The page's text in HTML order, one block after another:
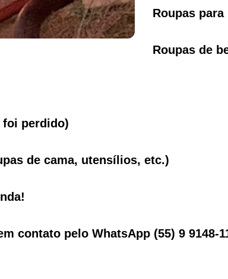
Roupas
Roupas de
perdido)
de cama, utensílios, etc.)
contato pelo WhatsApp (55) 9 9148-